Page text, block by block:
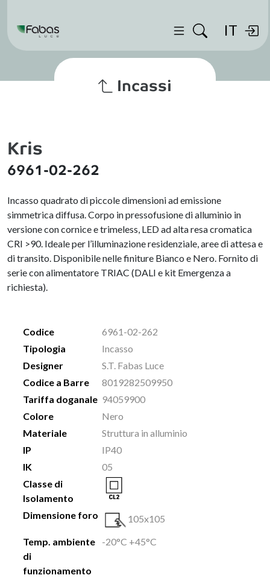
IT
Incassi
Kris
6961-02-262
Incasso quadrato di piccole dimensioni ad emissione
simmetrica diffusa. Corpo in pressofusione di alluminio in
versione con cornice e trimeless, LED ad alta resa cromatica
CRI >90. Ideale per l’illuminazione residenziale, aree di attesa e
di transito. Disponibile nelle finiture Bianco e Nero. Fornito di
serie con alimentatore TRIAC (DALI e kit Emergenza a
richiesta).
Codice
6961-02-262
Tipologia
Incasso
Designer
S.T. Fabas Luce
Codice a Barre
8019282509950
Tariffa doganale 94059900
Colore
Nero
Materiale
Struttura in alluminio
IP
IP40
IK
05
Classe di
Isolamento
Dimensione foro
105x105
Temp. ambiente
di
funzionamento
-20°C +45°C